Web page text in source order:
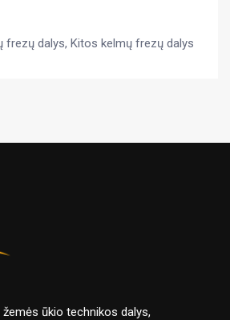
frezų dalys, Kitos kelmų frezų dalys
ūkio technikos dalys,